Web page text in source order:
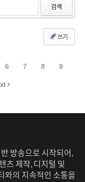
검색
쓰기
6 7 8 9
방송으로 시작되어,
츠 제작, 디지털 및
와의 지속적인 소통을